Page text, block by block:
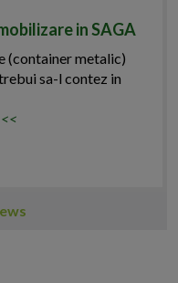
in SAGA
(container metalic)
sa-l contez in
<<